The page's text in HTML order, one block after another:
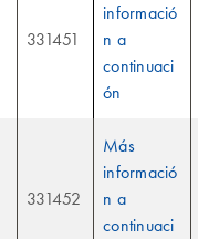
331451
informació
n a
continuaci
ón
331452
Más
informació
n a
continuaci